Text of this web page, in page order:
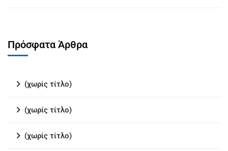
Πρόσφατα Άρθρα
(χωρίς τίτλο)
(χωρίς τίτλο)
(χωρίς τίτλο)